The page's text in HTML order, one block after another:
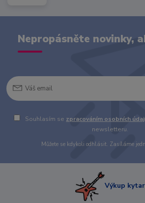
Nepropásněte novinky,
Souhlasím se zpracováním osobních
newsletteru.
Můžete se kdykoli odhlásit. Zasíláme
Výkup kytar